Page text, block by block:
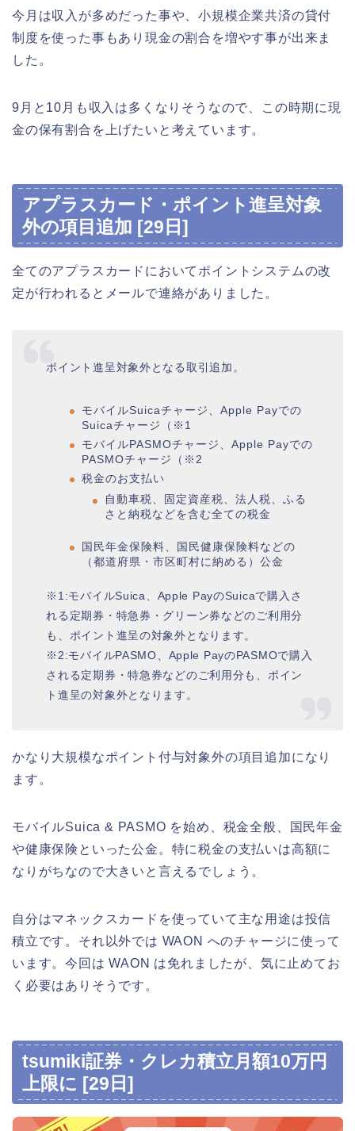
今月は収入が多めだった事や、小規模企業共済の貸付
制度を使った事もあり現金の割合を増やす事が出来ま
した。
9月と10月も収入は多くなりそうなので、この時期に現
金の保有割合を上げたいと考えています。
アプラスカード・ポイント進呈対象
外の項目追加 [29日]
全てのアプラスカードにおいてポイントシステムの改
定が行われるとメールで連絡がありました。
ポイント進呈対象外となる取引追加。
モバイルSuicaチャージ、Apple Payでの
Suicaチャージ（※1
モバイルPASMOチャージ、Apple Payでの
PASMOチャージ（※2
税金のお支払い
自動車税、固定資産税、法人税、ふる
さと納税などを含む全ての税金
国民年金保険料、国民健康保険料などの
（都道府県・市区町村に納める）公金
※1:モバイルSuica、Apple PayのSuicaで購入さ
れる定期券・特急券・グリーン券などのご利用分
も、ポイント進呈の対象外となります。
※2:モバイルPASMO、Apple PayのPASMOで購入
される定期券・特急券などのご利用分も、ポイン
ト進呈の対象外となります。
かなり大規模なポイント付与対象外の項目追加になり
ます。
モバイルSuica & PASMO を始め、税金全般、国民年金
や健康保険といった公金。特に税金の支払いは高額に
なりがちなので大きいと言えるでしょう。
自分はマネックスカードを使っていて主な用途は投信
積立です。それ以外では WAON へのチャージに使って
います。今回は WAON は免れましたが、気に止めてお
く必要はありそうです。
tsumiki証券・クレカ積立月額10万円
上限に [29日]